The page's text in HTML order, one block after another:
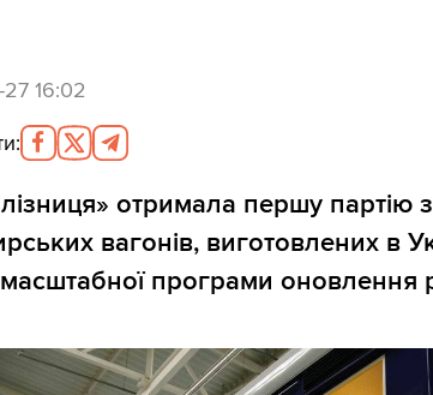
16:02
:
отримала першу партію
вагонів, виготовлених в
програми оновлення